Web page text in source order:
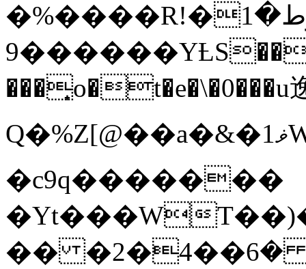
�%����R!�ۆط�1
��9����YȽS��J���3d&:t:��$�BQ�7����Xl���%�`�B���
���͎o�t�e�\�0���u逸
Q�%Z[@��a�&�1ޥW��G+
�c9q�������
�Yt���W
�� �2�ܐ�� �6��4#Y4���U6�Y�i��|